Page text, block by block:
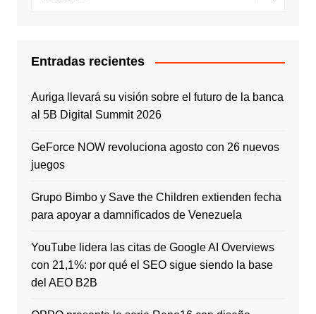
Entradas recientes
Auriga llevará su visión sobre el futuro de la banca
al 5B Digital Summit 2026
GeForce NOW revoluciona agosto con 26 nuevos
juegos
Grupo Bimbo y Save the Children extienden fecha
para apoyar a damnificados de Venezuela
YouTube lidera las citas de Google AI Overviews
con 21,1%: por qué el SEO sigue siendo la base
del AEO B2B